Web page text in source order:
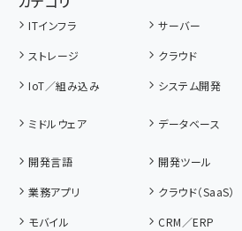
ITインフラ サーバー
ストレージ
クラウド
IoT／組み込み
システム開発
ミドルウェア データベース
開発言語
開発ツール
業務アプリ
クラウド（SaaS）
モバイル
CRM／ERP